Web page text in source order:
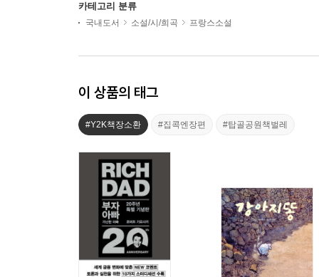
카테고리 분류
국내도서 소설/시/희곡 프랑스소설
이 상품의 태그
#Y2K책장소환 #집콕엔장편 #탑골공원책벌레